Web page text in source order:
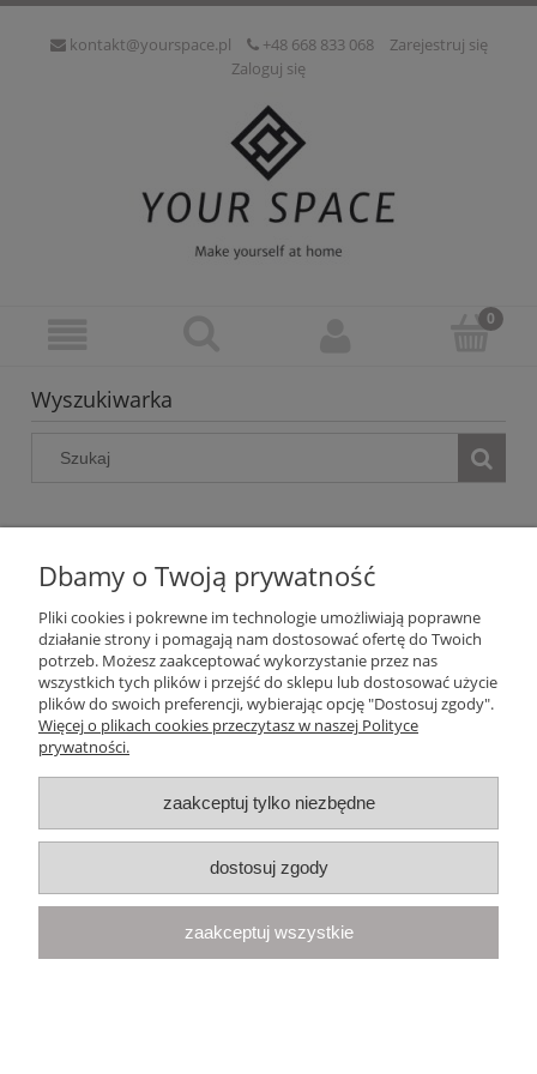
kontakt@yourspace.pl +48 668 833 068
Zarejestruj się
Zaloguj się
Wyszukiwarka
Ten produkt jest niedostępny.
Pomoc
Moje konto
Informacje
O nas
| Olimpijska 8, 86-010 Samociążek, woj. kujawsko-
pomorskie | telefon:668 833 068, e-mail:kontakt@yourspace.pl
Dbamy o Twoją prywatność
Pliki cookies i pokrewne im technologie umożliwiają poprawne
działanie strony i pomagają nam dostosować ofertę do Twoich
potrzeb. Możesz zaakceptować wykorzystanie przez nas
wszystkich tych plików i przejść do sklepu lub dostosować użycie
plików do swoich preferencji, wybierając opcję "Dostosuj zgody".
Więcej o plikach cookies przeczytasz w naszej Polityce
prywatności.
zaakceptuj tylko niezbędne
dostosuj zgody
zaakceptuj wszystkie